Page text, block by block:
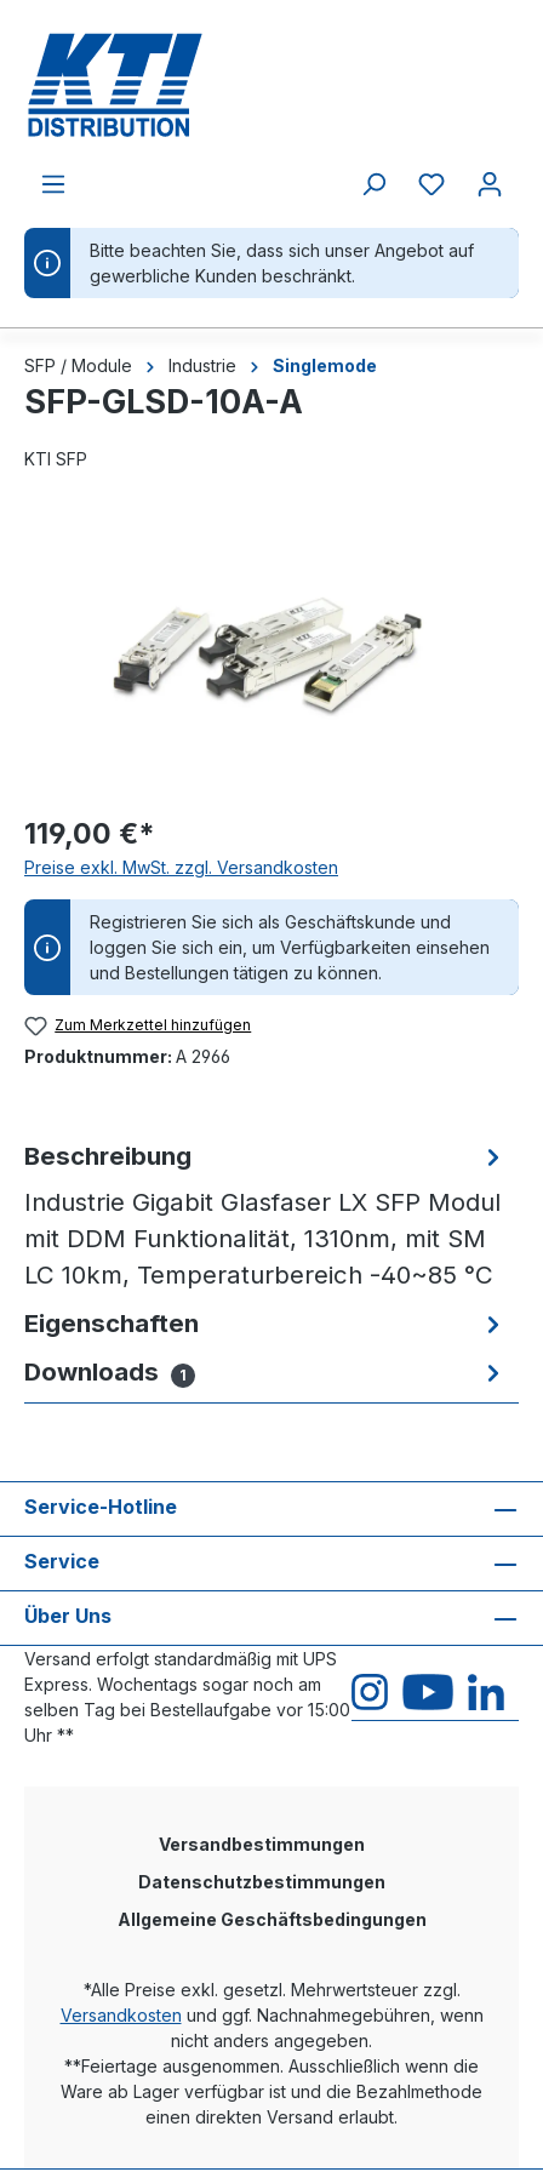
Bitte beachten Sie, dass sich unser Angebot auf
gewerbliche Kunden beschränkt.
SFP / Module Industrie Singlemode
SFP-GLSD-10A-A
KTI SFP
119,00 €*
Preise exkl. MwSt. zzgl. Versandkosten
Registrieren Sie sich als Geschäftskunde und
loggen Sie sich ein, um Verfügbarkeiten einsehen
und Bestellungen tätigen zu können.
Zum Merkzettel hinzufügen
Produktnummer: A 2966
Beschreibung
Industrie Gigabit Glasfaser LX SFP Modul
mit DDM Funktionalität, 1310nm, mit SM
LC 10km, Temperaturbereich -40~85 °C
Eigenschaften
Downloads
1
Service-Hotline
Service
Über Uns
Versand erfolgt standardmäßig mit UPS
Express. Wochentags sogar noch am
selben Tag bei Bestellaufgabe vor 15:00
Uhr **
Versandbestimmungen
Datenschutzbestimmungen
Allgemeine Geschäftsbedingungen
*Alle Preise exkl. gesetzl. Mehrwertsteuer zzgl.
Versandkosten und ggf. Nachnahmegebühren, wenn
nicht anders angegeben.
**Feiertage ausgenommen. Ausschließlich wenn die
Ware ab Lager verfügbar ist und die Bezahlmethode
einen direkten Versand erlaubt.